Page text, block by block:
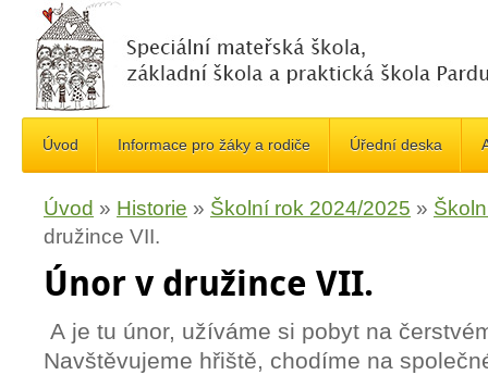
Úvod Informace pro žáky a rodiče Úřední deska
Úvod » Historie » Školní rok 2024/2025 »
družince VII.
Únor v družince VII.
A je tu únor, užíváme si pobyt na
Navštěvujeme hřiště, chodíme na